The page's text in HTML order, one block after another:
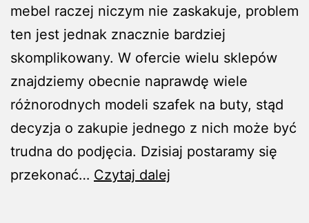
mebel raczej niczym nie zaskakuje, problem
ten jest jednak znacznie bardziej
skomplikowany. W ofercie wielu sklepów
znajdziemy obecnie naprawdę wiele
różnorodnych modeli szafek na buty, stąd
decyzja o zakupie jednego z nich może być
trudna do podjęcia. Dzisiaj postaramy się
przekonać… Czytaj dalej